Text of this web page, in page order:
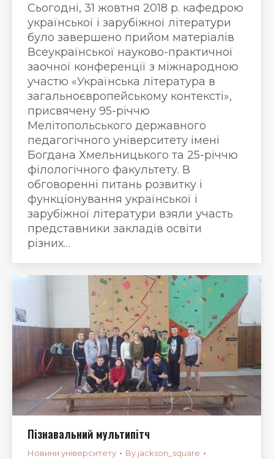
Сьогодні, 31 жовтня 2018 р. кафедрою
української і зарубіжної літератури
було завершено прийом матеріалів
Всеукраїнської науково-практичної
заочної конференції з міжнародною
участю «Українська література в
загальноєвропейському контексті»,
присвячену 95-річчю
Мелітопольського державного
педагогічного університету імені
Богдана Хмельницького та 25-річчю
філологічного факультету. В
обговоренні питань розвитку і
функціонування української і
зарубіжної літератури взяли участь
представники закладів освіти
різних…
Пізнавальний мультипітч
Новини університету By jackson_square